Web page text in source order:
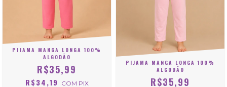
PIJAMA MANGA LONGA 100%
ALGODÃO
R$35,99
R$34,19 COM PIX
PIJAMA MANGA LONGA 100%
ALGODÃO
R$35,99